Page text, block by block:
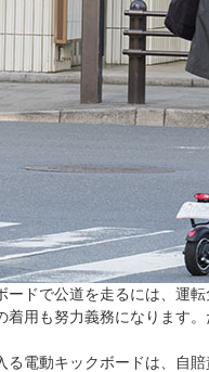
ードで公道を走るには、運
着用も努力義務になります
る電動キックボードは、自